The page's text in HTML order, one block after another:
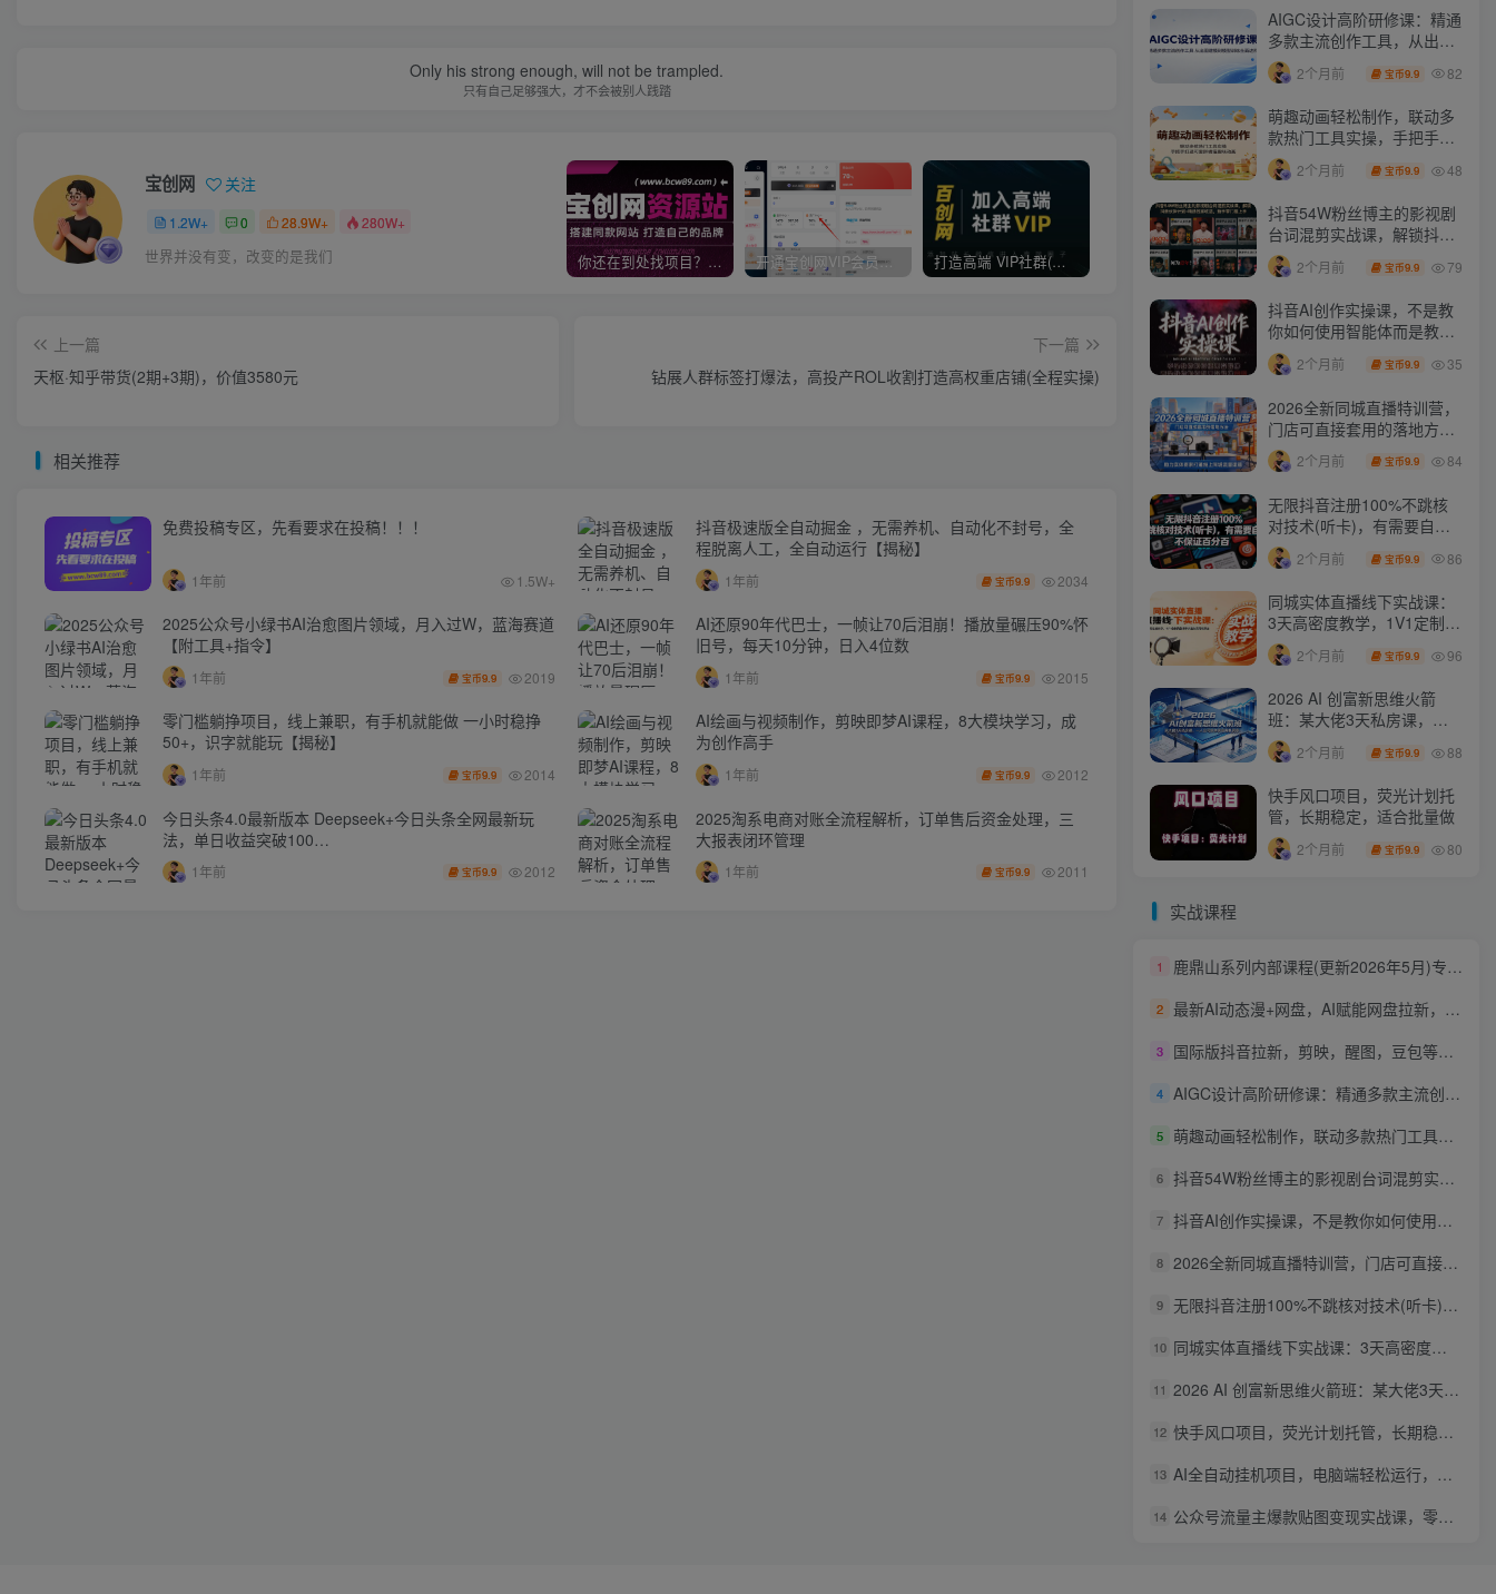
Only his strong enough, will not be trampled.
只有自己足够强大，才不会被别人践踏
宝创网 关注
1.2W+ 0 28.9W+ 280W+
世界并没有变，改变的是我们 你还在到处找项目？还在当韭菜？我靠卖项目一个月收入5万+，曾经我也是个失败者。 开通宝创网VIP会员，尊享全站资源免费下载，享70%的推广提成！！【限时五折优惠】 打造高端 VIP社群(社群仅对网站用户开放) 最新无水印课程资源 长期更新 免费投稿专区，先看要求在投稿！！！
上一篇
天枢·知乎带货(2期+3期)，价值3580元
下一篇
钻展人群标签打爆法，高投产ROL收割打造高权重店铺(全程实操)
相关推荐
免费投稿专区，先看要求在投稿！！！
1年前 1.5W+
抖音极速版全自动掘金 ，无需养机、自动化不封号，全
程脱离人工，全自动运行【揭秘】
1年前 宝币9.9 2034
2025公众号小绿书AI治愈图片领域，月入过W，蓝海赛道
【附工具+指令】
1年前 宝币9.9 2019
AI还原90年代巴士，一帧让70后泪崩！播放量碾压90%怀
旧号，每天10分钟，日入4位数
1年前 宝币9.9 2015
零门槛躺挣项目，线上兼职，有手机就能做 一小时稳挣
50+，识字就能玩【揭秘】
1年前 宝币9.9 2014
AI绘画与视频制作，剪映即梦AI课程，8大模块学习，成
为创作高手
1年前 宝币9.9 2012
今日头条4.0最新版本 Deepseek+今日头条全网最新玩
法，单日收益突破100…
1年前 宝币9.9 2012
2025淘系电商对账全流程解析，订单售后资金处理，三
大报表闭环管理
1年前 宝币9.9 2011
AIGC设计高阶研修课：精通
多款主流创作工具，从出图
建模到模型训练全面进阶
2个月前 宝币9.9 82
萌趣动画轻松制作，联动多
款热门工具实操，手把手打
造可爱胖橘猫趣味动画
2个月前 宝币9.9 48
抖音54W粉丝博主的影视剧
台词混剪实战课，解锁抖音
伙伴计划+精选独家收益，
新手零门槛上手
2个月前 宝币9.9 79
抖音AI创作实操课，不是教
你如何使用智能体而是教你
如何利用智能体变现(更新5
月) 2个月前 宝币9.9 35
2026全新同城直播特训营，
门店可直接套用的落地方
法，助力实体商家打通线上
同城流量渠道
2个月前 宝币9.9 84
无限抖音注册100%不跳核
对技术(听卡)，有需要自
测，不保证百分百
2个月前 宝币9.9 86
同城实体直播线下实战课：
3天高密度教学，1V1定制货
盘话术快速实现同城爆店
2个月前 宝币9.9 96
2026 AI 创富新思维火箭
班：某大佬3天私房课，一
人公司实体获客商机洞察
2个月前 宝币9.9 88
快手风口项目，荧光计划托
管，长期稳定，适合批量做
2个月前 宝币9.9 80
实战课程
1 鹿鼎山系列内部课程(更新2026年5月)专注缠论教学，行情分析、学习答疑、机会提示、实操讲解
2 最新AI动态漫+网盘，AI赋能网盘拉新，几秒一条拉爆收益
3 国际版抖音拉新，剪映，醒图，豆包等多玩法教程，长期可做的项目，轻松日入四位数，深度揭秘玩法，干就完了
4 AIGC设计高阶研修课：精通多款主流创作工具，从出图建模到模型训练全面进阶
5 萌趣动画轻松制作，联动多款热门工具实操，手把手打造可爱胖橘猫趣味动画
6 抖音54W粉丝博主的影视剧台词混剪实战课，解锁抖音伙伴计划+精选独家收益，新手零门槛上手
7 抖音AI创作实操课，不是教你如何使用智能体而是教你如何利用智能体变现(更新5月)
8 2026全新同城直播特训营，门店可直接套用的落地方法，助力实体商家打通线上同城流量渠道
9 无限抖音注册100%不跳核对技术(听卡)，有需要自测，不保证百分百
10 同城实体直播线下实战课：3天高密度教学，1V1定制货盘话术快速实现同城爆店
11 2026 AI 创富新思维火箭班：某大佬3天私房课，一人公司实体获客商机洞察
12 快手风口项目，荧光计划托管，长期稳定，适合批量做
13 AI全自动挂机项目，电脑端轻松运行，稳定日入500+，零门槛上手
14 公众号流量主爆款贴图变现实战课，零基础AI一键出图，轻松日入100+稳定收益